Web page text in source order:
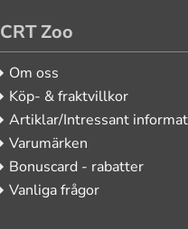
CRT Zoo
Om oss
Köp- & fraktvillkor
Artiklar/Intressant
Varumärken
Bonuscard - rabatter
Vanliga frågor